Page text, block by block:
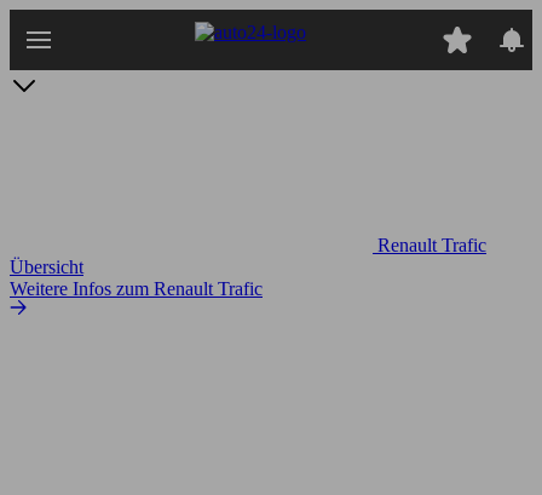
Hauptinhalt
Renault Trafic
Übersicht
Weitere Infos zum Renault Trafic